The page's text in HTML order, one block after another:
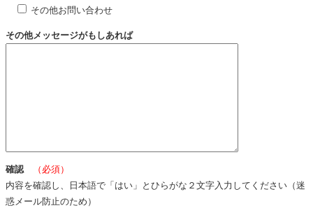
その他お問い合わせ
その他メッセージがもしあれば
確認
（必須）
内容を確認し、日本語で「はい」とひらがな２文字入力してください（迷
惑メール防止のため）